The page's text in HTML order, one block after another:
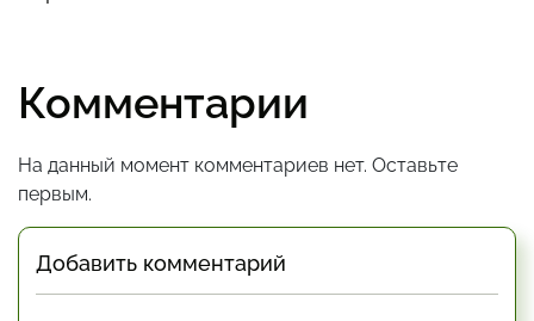
Комментарии
На данный момент комментариев нет. Оставьте
первым.
Добавить комментарий